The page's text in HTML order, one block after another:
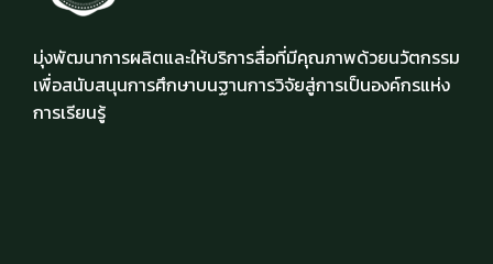
มุ่งพัฒนาการผลิตและให้บริการสื่อที่มีคุณภาพด้วยนวัตกรรม
เพื่อสนับสนุนการศึกษาบนฐานการวิจัยสู่การเป็นองค์กรแห่ง
การเรียนรู้